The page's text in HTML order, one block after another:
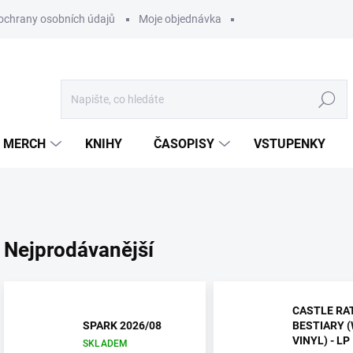
osobních údajů Moje objednávka
Hledat
MERCH KNIHY ČASOPISY VSTUPENKY
Nejprodávanější
SPARK 2026/08
SKLADEM
CASTLE
BESTIARY
VINYL) - LP